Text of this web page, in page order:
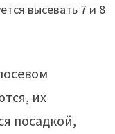
высевать 7 и 8
их
посадкой,